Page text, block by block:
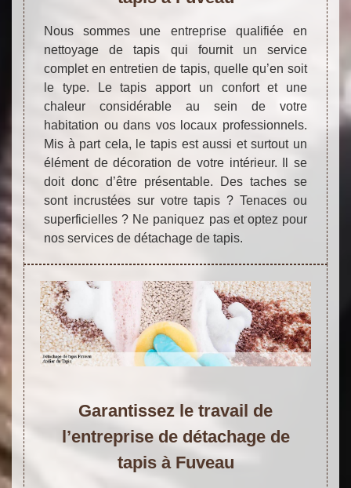
Nous sommes une entreprise qualifiée en
nettoyage de tapis qui fournit un service
complet en entretien de tapis, quelle qu’en soit
le type. Le tapis apport un confort et une
chaleur considérable au sein de votre
habitation ou dans vos locaux professionnels.
Mis à part cela, le tapis est aussi et surtout un
élément de décoration de votre intérieur. Il se
doit donc d’être présentable. Des taches se
sont incrustées sur votre tapis ? Tenaces ou
superficielles ? Ne paniquez pas et optez pour
nos services de détachage de tapis.
Garantissez le travail de
l’entreprise de détachage de
tapis à Fuveau